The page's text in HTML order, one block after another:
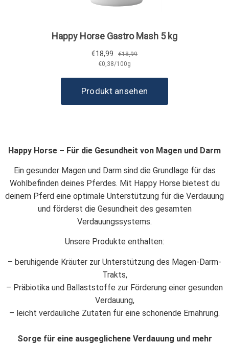
Happy Horse – Für die Gesundheit von Magen und Darm
Ein gesunder Magen und Darm sind die Grundlage für das
Wohlbefinden deines Pferdes. Mit Happy Horse bietest du
deinem Pferd eine optimale Unterstützung für die Verdauung
und förderst die Gesundheit des gesamten
Verdauungssystems.
Unsere Produkte enthalten:
– beruhigende Kräuter zur Unterstützung des Magen-Darm-
Trakts,
– Präbiotika und Ballaststoffe zur Förderung einer gesunden
Verdauung,
– leicht verdauliche Zutaten für eine schonende Ernährung.
Sorge für eine ausgeglichene Verdauung und mehr